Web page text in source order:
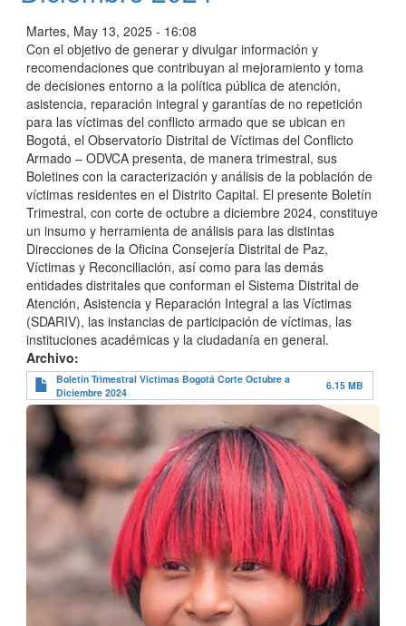
Martes, May 13, 2025 - 16:08
Con el objetivo de generar y divulgar información y
recomendaciones que contribuyan al mejoramiento y toma
de decisiones entorno a la política pública de atención,
asistencia, reparación integral y garantías de no repetición
para las víctimas del conflicto armado que se ubican en
Bogotá, el Observatorio Distrital de Víctimas del Conflicto
Armado – ODVCA presenta, de manera trimestral, sus
Boletines con la caracterización y análisis de la población de
víctimas residentes en el Distrito Capital. El presente Boletín
Trimestral, con corte de octubre a diciembre 2024, constituye
un insumo y herramienta de análisis para las distintas
Direcciones de la Oficina Consejería Distrital de Paz,
Víctimas y Reconciliación, así como para las demás
entidades distritales que conforman el Sistema Distrital de
Atención, Asistencia y Reparación Integral a las Víctimas
(SDARIV), las instancias de participación de víctimas, las
instituciones académicas y la ciudadanía en general.
Archivo
Boletín Trimestral Victimas Bogotá Corte Octubre a
Diciembre 2024
6.15 MB